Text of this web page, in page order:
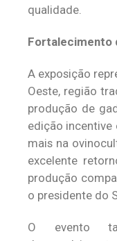
qualidade.
Fortalecimento
A exposição
Oeste, região
produção de
edição incentive
mais na
excelente
produção
o presidente do
O evento